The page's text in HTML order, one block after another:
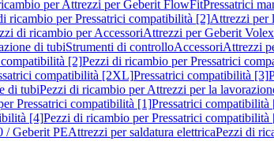
per Attrezzi per Geberit FlowFitPressatrici
ricambio per Pressatrici compatibilità [2]Attrezzi per
di ricambio per AccessoriAttrezzi per Geberit Volex
di tubiStrumenti di controlloAccessoriAttrezzi
[2]Pezzi di ricambio per Pressatrici
compatibilità [2XL]Pressatrici compatibilità [3]
di tubiPezzi di ricambio per Attrezzi per la
Pressatrici compatibilità [1]Pressatrici compatibilità
[4]Pezzi di ricambio per Pressatrici compatibilità
/ Geberit PEAttrezzi per saldatura elettricaPezzi di